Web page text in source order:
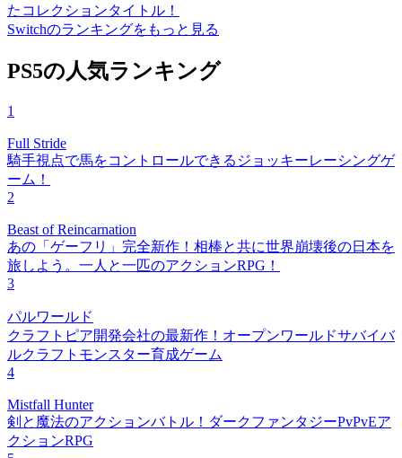
たコレクションタイトル！
Switchのランキングをもっと見る
PS5の人気ランキング
1
Full Stride
騎手視点で馬をコントロールできるジョッキーレーシングゲ
ーム！
2
Beast of Reincarnation
あの「ゲーフリ」完全新作！相棒と共に世界崩壊後の日本を
旅しよう。一人と一匹のアクションRPG！
3
パルワールド
クラフトピア開発会社の最新作！オープンワールドサバイバ
ルクラフトモンスター育成ゲーム
4
Mistfall Hunter
剣と魔法のアクションバトル！ダークファンタジーPvPvEア
クションRPG